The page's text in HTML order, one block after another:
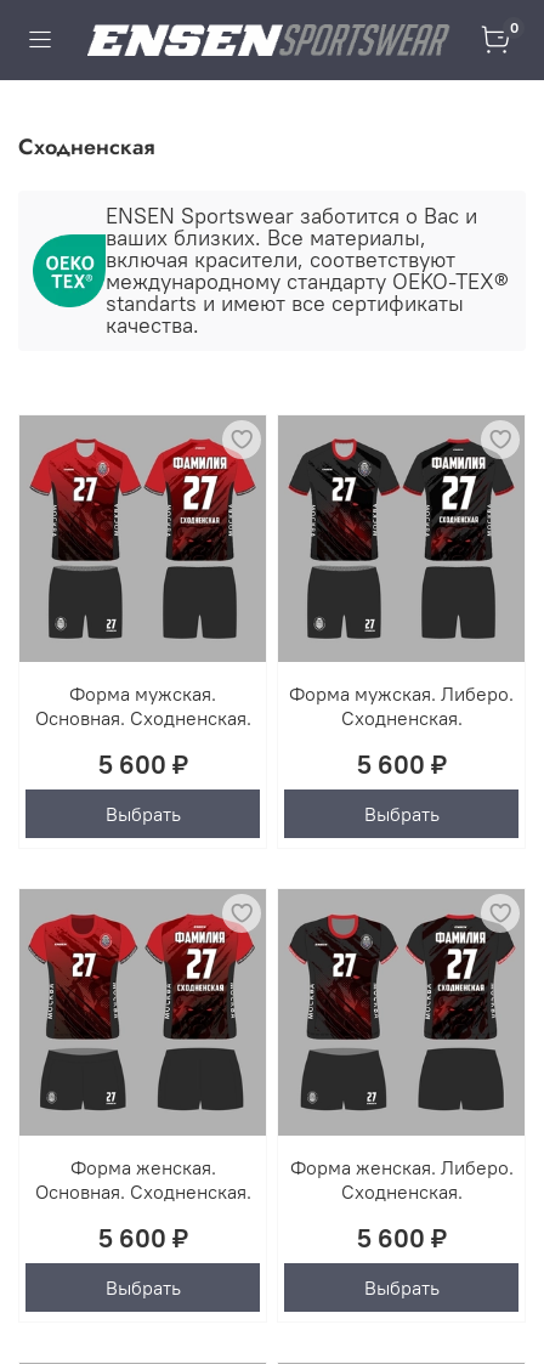
0
Сходненская
ENSEN Sportswear заботится о Ваc и
ваших близких. Все материалы,
включая красители, соответствуют
международному стандарту OEKO-TEX®
standarts и имеют все сертификаты
качества.
Форма мужская.
Основная. Сходненская.
5 600 ₽
Выбрать
Форма мужская. Либеро.
Сходненская.
5 600 ₽
Выбрать
Форма женская.
Основная. Сходненская.
5 600 ₽
Выбрать
Форма женская. Либеро.
Сходненская.
5 600 ₽
Выбрать